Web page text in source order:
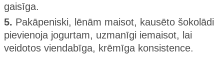
gaisīga.
5. Pakāpeniski, lēnām maisot, kausēto šokolādi
pievienoja jogurtam, uzmanīgi iemaisot, lai
veidotos viendabīga, krēmīga konsistence.